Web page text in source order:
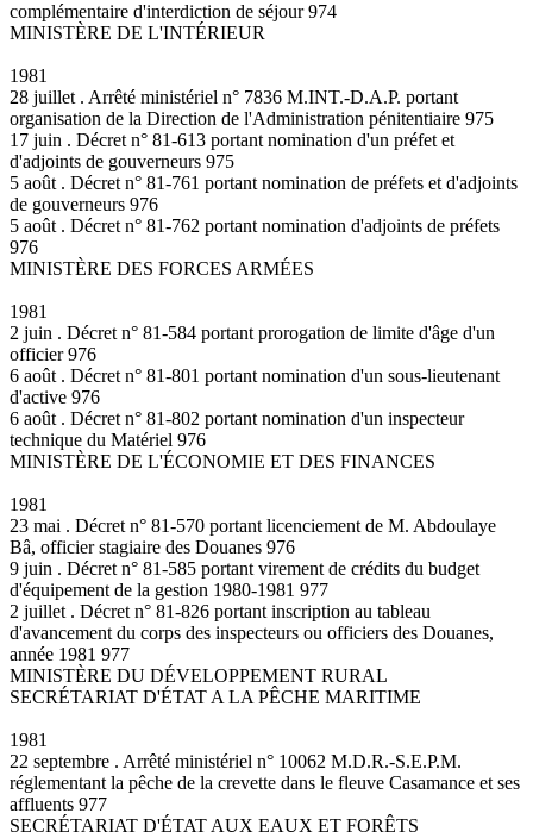
complémentaire d'interdiction de séjour 974
MINISTÈRE DE L'INTÉRIEUR
1981
28 juillet . Arrêté ministériel n° 7836 M.INT.-D.A.P. portant
organisation de la Direction de l'Administration pénitentiaire 975
17 juin . Décret n° 81-613 portant nomination d'un préfet et
d'adjoints de gouverneurs 975
5 août . Décret n° 81-761 portant nomination de préfets et d'adjoints
de gouverneurs 976
5 août . Décret n° 81-762 portant nomination d'adjoints de préfets
976
MINISTÈRE DES FORCES ARMÉES
1981
2 juin . Décret n° 81-584 portant prorogation de limite d'âge d'un
officier 976
6 août . Décret n° 81-801 portant nomination d'un sous-lieutenant
d'active 976
6 août . Décret n° 81-802 portant nomination d'un inspecteur
technique du Matériel 976
MINISTÈRE DE L'ÉCONOMIE ET DES FINANCES
1981
23 mai . Décret n° 81-570 portant licenciement de M. Abdoulaye
Bâ, officier stagiaire des Douanes 976
9 juin . Décret n° 81-585 portant virement de crédits du budget
d'équipement de la gestion 1980-1981 977
2 juillet . Décret n° 81-826 portant inscription au tableau
d'avancement du corps des inspecteurs ou officiers des Douanes,
année 1981 977
MINISTÈRE DU DÉVELOPPEMENT RURAL
SECRÉTARIAT D'ÉTAT A LA PÊCHE MARITIME
1981
22 septembre . Arrêté ministériel n° 10062 M.D.R.-S.E.P.M.
réglementant la pêche de la crevette dans le fleuve Casamance et ses
affluents 977
SECRÉTARIAT D'ÉTAT AUX EAUX ET FORÊTS